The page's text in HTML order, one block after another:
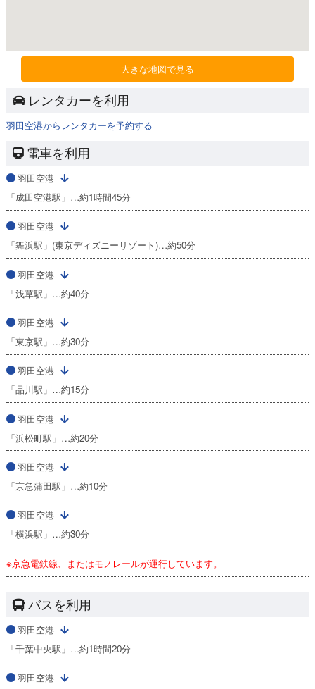
大きな地図で見る
レンタカーを利用
羽田空港からレンタカーを予約する
電車を利用
羽田空港
「成田空港駅」…約1時間45分
羽田空港
「舞浜駅」(東京ディズニーリゾート)…約50分
羽田空港
「浅草駅」…約40分
羽田空港
「東京駅」…約30分
羽田空港
「品川駅」…約15分
羽田空港
「浜松町駅」…約20分
羽田空港
「京急蒲田駅」…約10分
羽田空港
「横浜駅」…約30分
※京急電鉄線、またはモノレールが運行しています。
バスを利用
羽田空港
「千葉中央駅」…約1時間20分
羽田空港